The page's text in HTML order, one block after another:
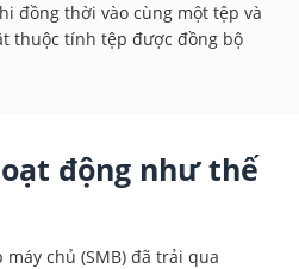
đồng thời vào cùng một tệp và
thuộc tính tệp được đồng bộ
động như thế
chủ (SMB) đã trải qua